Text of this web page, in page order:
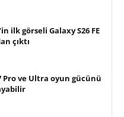
ilk görseli Galaxy S26 FE
çıktı
Pro ve Ultra oyun gücünü